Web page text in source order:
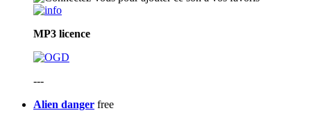
MP3 licence
---
Alien danger free